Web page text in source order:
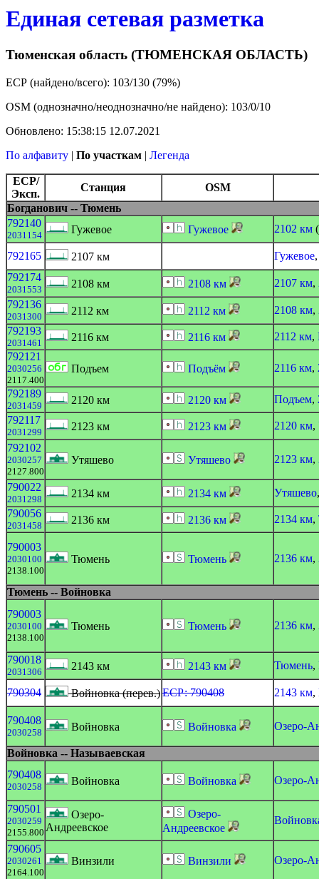
Единая сетевая разметка
Тюменская область (ТЮМЕНСКАЯ ОБЛАСТЬ)
ЕСР (найдено/всего): 103/130 (79%)
OSM (однозначно/неоднозначно/не найдено): 103/0/10
Обновлено: 15:38:15 12.07.2021
По алфавиту | По участкам | Легенда
ЕСР/
Эксп.
Станция
OSM
Богданович -- Тюмень
792140
2031154 Гужевое Гужевое 2102 км
792165 2107 км Гужевое
792174
2031553 2108 км 2108 км 2107 км,
792136
2031300 2112 км 2112 км 2108 км,
792193
2031461 2116 км 2116 км 2112 км,
792121
2030256
2117.400
Подъем Подъём 2116 км,
792189
2031459 2120 км 2120 км Подъем,
792117
2031299 2123 км 2123 км 2120 км,
792102
2030257
2127.800
Утяшево Утяшево 2123 км,
790022
2031298 2134 км 2134 км Утяшево
790056
2031458 2136 км 2136 км 2134 км,
790003
2030100
2138.100
Тюмень Тюмень 2136 км,
Тюмень -- Войновка
790003
2030100
2138.100
Тюмень Тюмень 2136 км,
790018
2031306 2143 км 2143 км Тюмень,
790304 Войновка (перев.)ЕСР: 790408 2143 км,
790408
2030258 Войновка Войновка Озеро-
Войновка -- Называевская
790408
2030258 Войновка Войновка Озеро-
790501
2030259
2155.800
Озеро-
Андреевское
Озеро-
Андреевское
790605
2030261
2164.100
Винзили Винзили Озеро-